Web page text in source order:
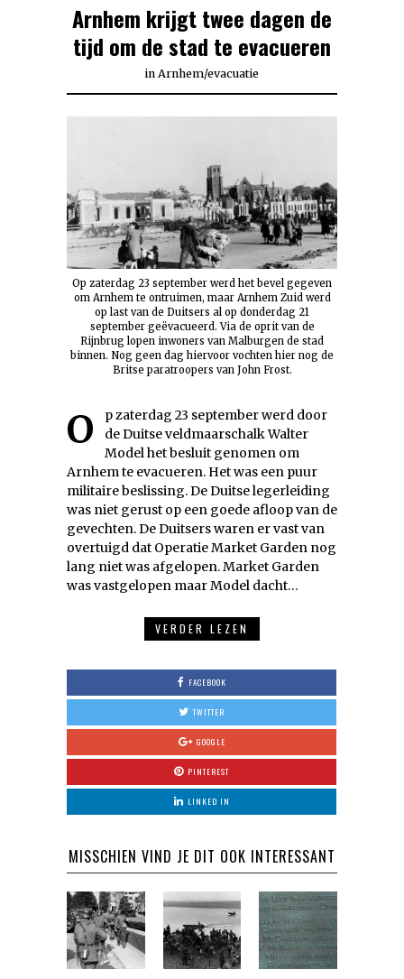
Arnhem krijgt twee dagen de
tijd om de stad te evacueren
in Arnhem/evacuatie
Op zaterdag 23 september werd het bevel gegeven
om Arnhem te ontruimen, maar Arnhem Zuid werd
op last van de Duitsers al op donderdag 21
september geëvacueerd. Via de oprit van de
Rijnbrug lopen inwoners van Malburgen de stad
binnen. Nog geen dag hiervoor vochten hier nog de
Britse paratroopers van John Frost.
Op zaterdag 23 september werd door
de Duitse veldmaarschalk Walter
Model het besluit genomen om
Arnhem te evacueren. Het was een puur
militaire beslissing. De Duitse legerleiding
was niet gerust op een goede afloop van de
gevechten. De Duitsers waren er vast van
overtuigd dat Operatie Market Garden nog
lang niet was afgelopen. Market Garden
was vastgelopen maar Model dacht…
VERDER LEZEN
FACEBOOK
TWITTER
GOOGLE
PINTEREST
LINKED IN
MISSCHIEN VIND JE DIT OOK INTERESSANT